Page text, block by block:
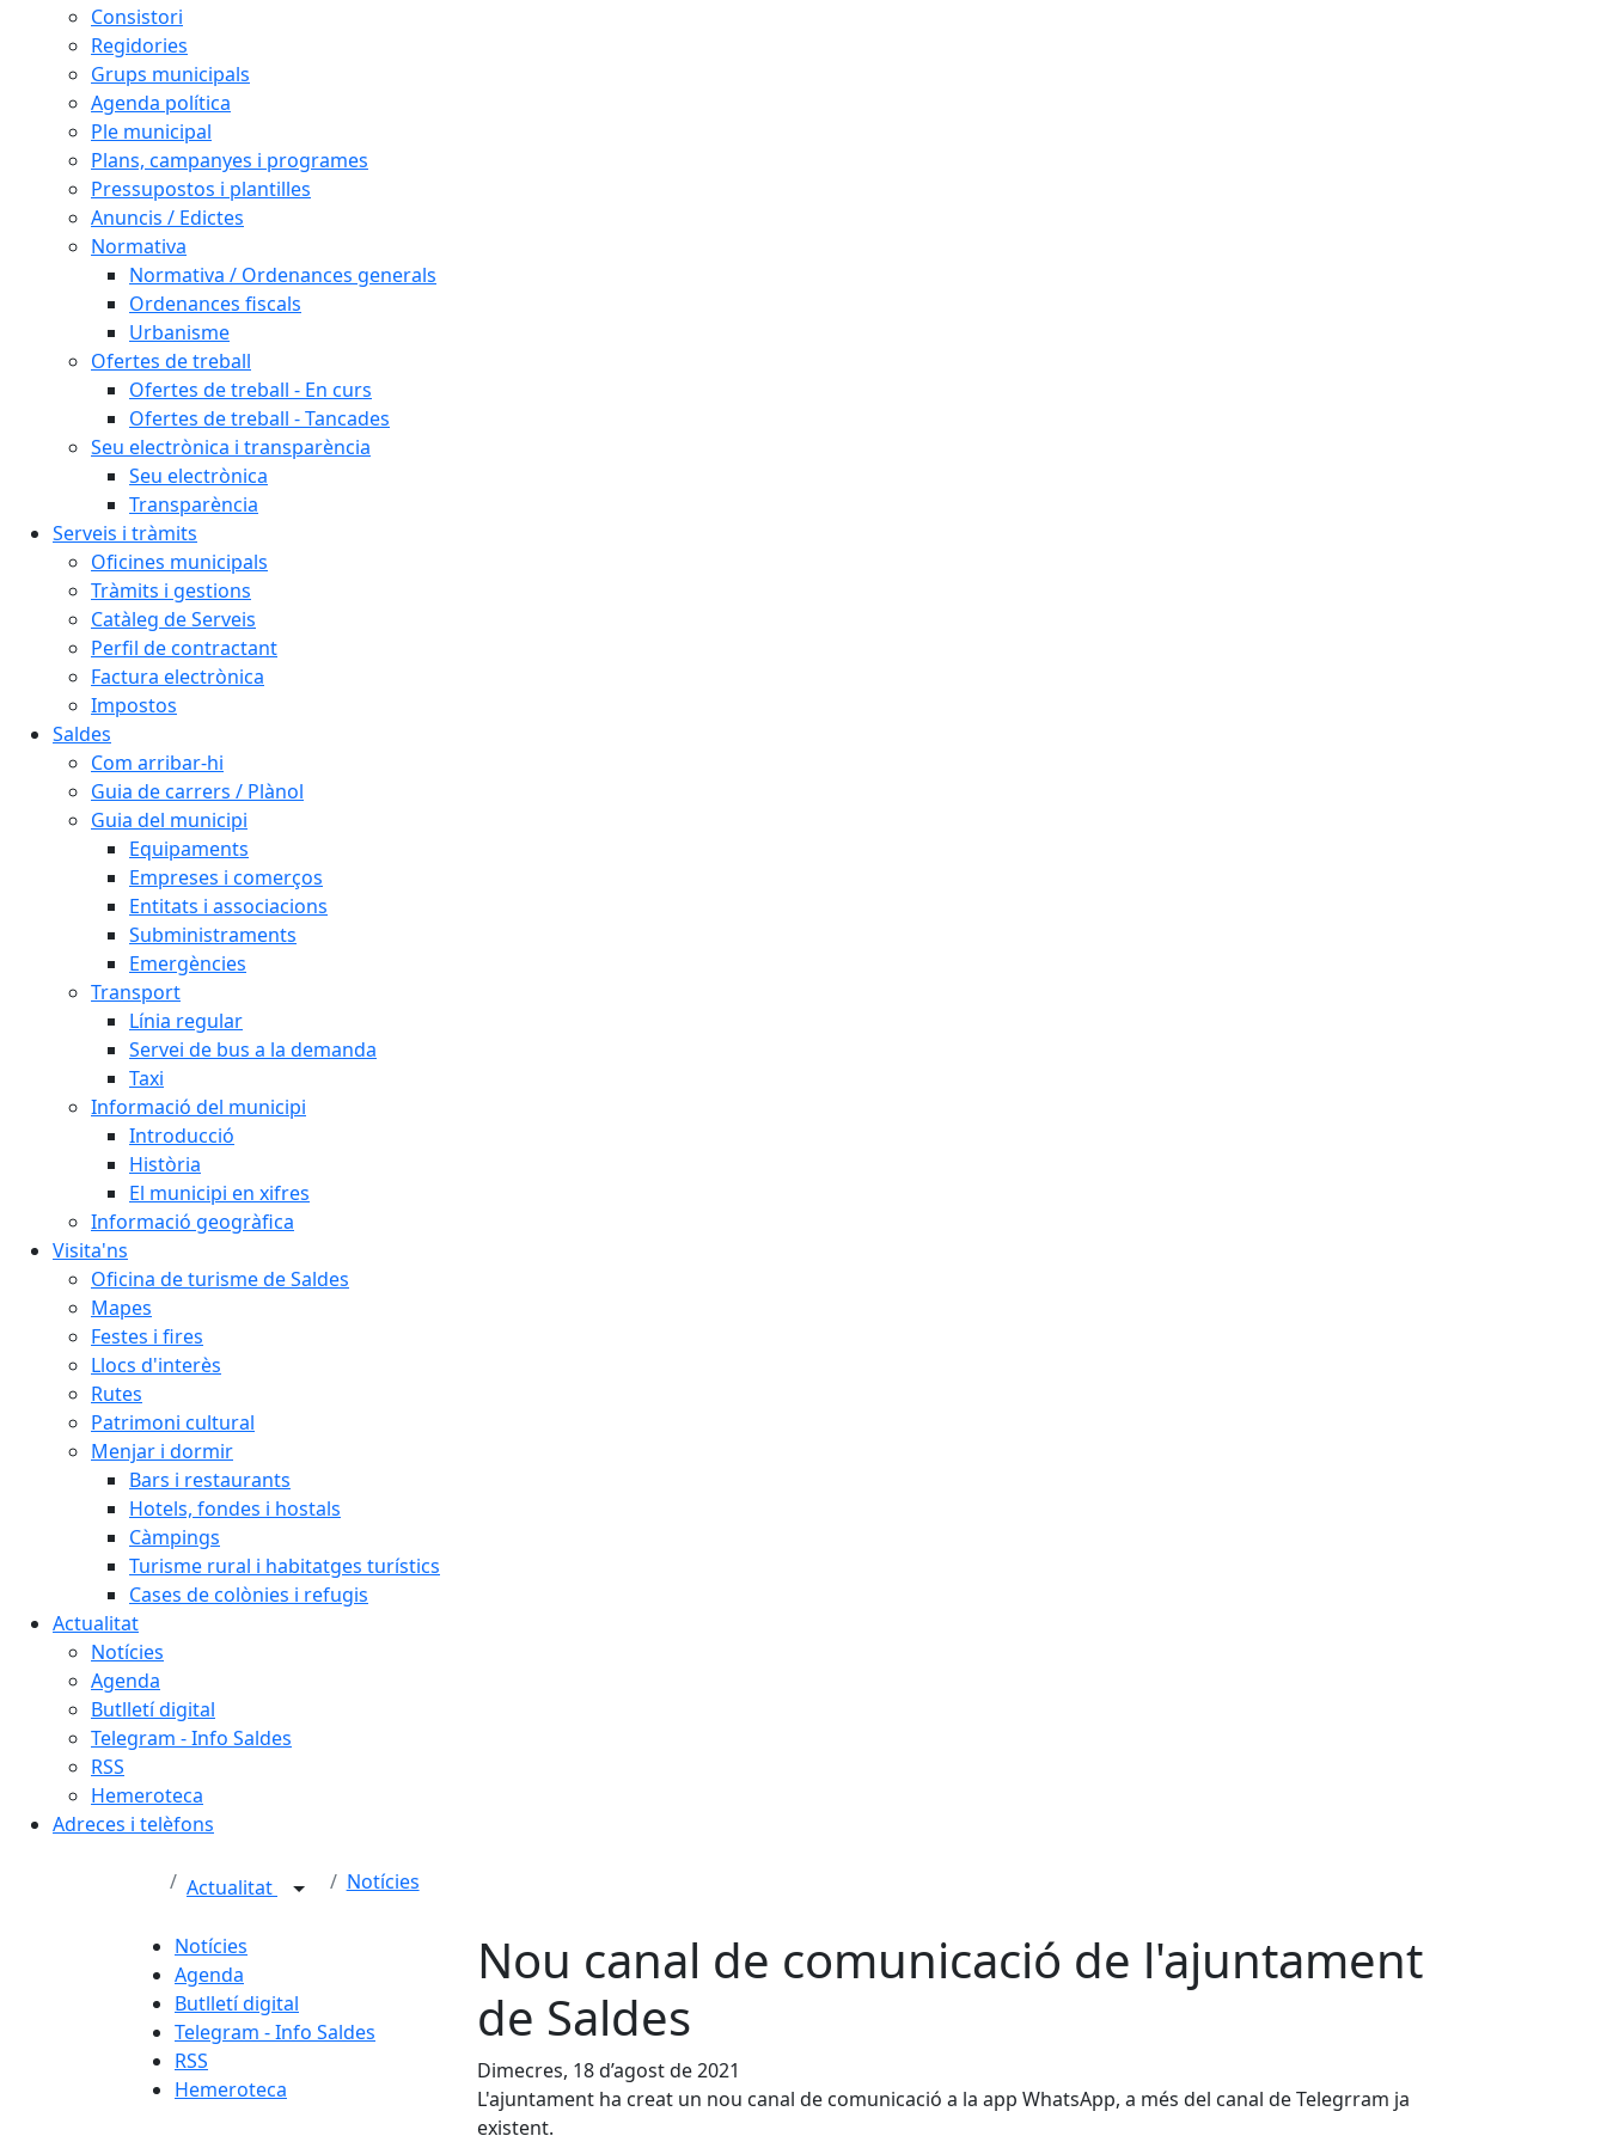
Consistori
Regidories
Grups municipals
Agenda política
Ple municipal
Plans, campanyes i programes
Pressupostos i plantilles
Anuncis / Edictes
Normativa
Normativa / Ordenances generals
Ordenances fiscals
Urbanisme
Ofertes de treball
Ofertes de treball - En curs
Ofertes de treball - Tancades
Seu electrònica i transparència
Seu electrònica
Transparència
Serveis i tràmits
Oficines municipals
Tràmits i gestions
Catàleg de Serveis
Perfil de contractant
Factura electrònica
Impostos
Saldes
Com arribar-hi
Guia de carrers / Plànol
Guia del municipi
Equipaments
Empreses i comerços
Entitats i associacions
Subministraments
Emergències
Transport
Línia regular
Servei de bus a la demanda
Taxi
Informació del municipi
Introducció
Història
El municipi en xifres
Informació geogràfica
Visita'ns
Oficina de turisme de Saldes
Mapes
Festes i fires
Llocs d'interès
Rutes
Patrimoni cultural
Menjar i dormir
Bars i restaurants
Hotels, fondes i hostals
Càmpings
Turisme rural i habitatges turístics
Cases de colònies i refugis
Actualitat
Notícies
Agenda
Butlletí digital
Telegram - Info Saldes
RSS
Hemeroteca
Adreces i telèfons
Actualitat Notícies
Notícies
Agenda
Butlletí digital
Telegram - Info Saldes
RSS
Hemeroteca
Nou canal de comunicació de l'ajuntament
de Saldes
Dimecres, 18 d’agost de 2021
L'ajuntament ha creat un nou canal de comunicació a la app WhatsApp, a més del canal de Telegrram ja
existent.